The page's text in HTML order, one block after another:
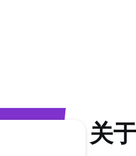
关